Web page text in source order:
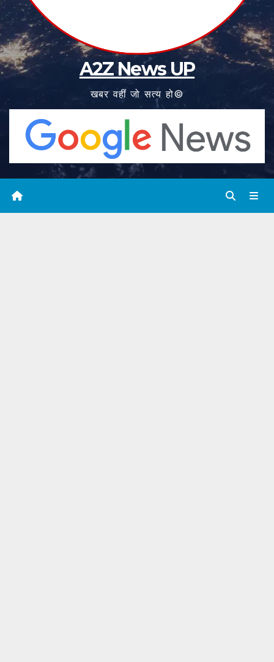
A2Z News UP
खबर वहीं जो सत्य हो©